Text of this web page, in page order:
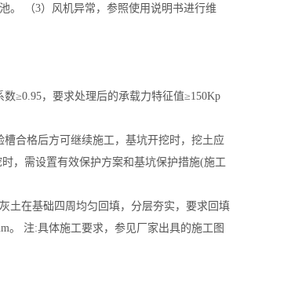
。 （3）风机异常，参照使用说明书进行维
≥0.95，要求处理后的承载力特征值≥150Kp
合格后方可继续施工，基坑开挖时，挖土应
，需设置有效保护方案和基坑保护措施(施工
土在基础四周均匀回填，分层夯实，要求回填
。 注:具体施工要求，参见厂家出具的施工图